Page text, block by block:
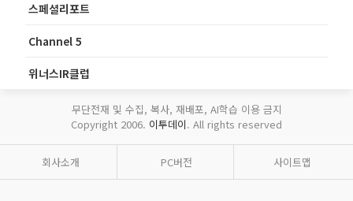
스페셜리포트
Channel 5
위너스IR클럽
무단전재 및 수집, 복사, 재배포, AI학습 이용 금지
Copyright 2006. 이투데이. All rights reserved
회사소개 PC버전 사이트맵